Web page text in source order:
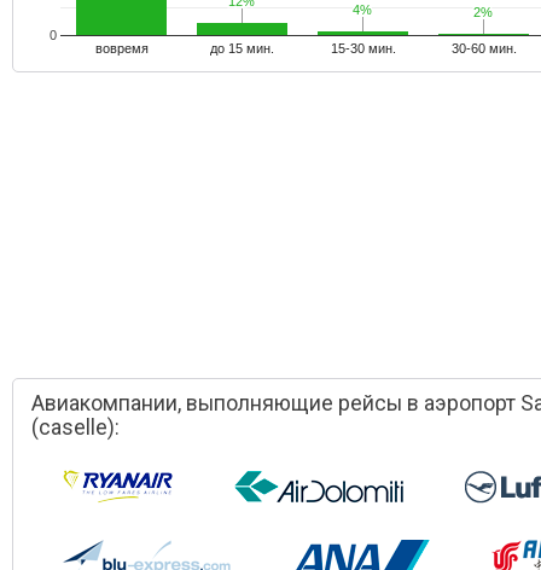
вовремя до 15 мин. 15-30 мин. 30-60 мин.
0
4%
4% 2%
2%
Авиакомпании, выполняющие рейсы в аэропорт
(caselle):